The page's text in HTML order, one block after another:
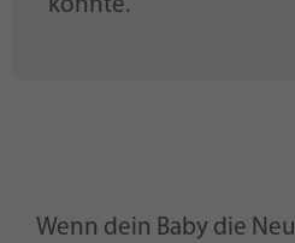
könnte.
Wenn dein Baby die